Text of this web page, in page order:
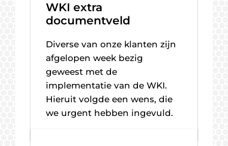
WKI extra
documentveld
Diverse van onze klanten zijn
afgelopen week bezig
geweest met de
implementatie van de WKI.
Hieruit volgde een wens, die
we urgent hebben ingevuld.